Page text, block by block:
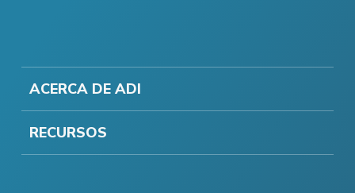
ACERCA DE ADI
RECURSOS